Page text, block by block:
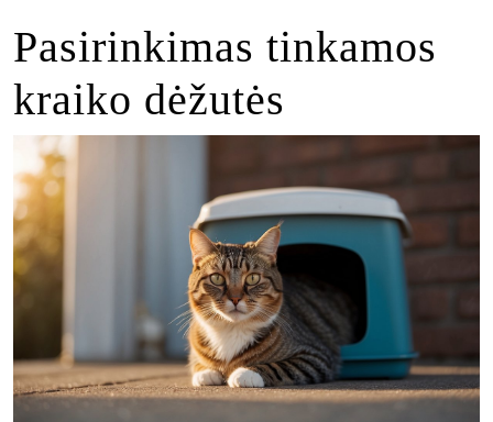
Pasirinkimas tinkamos
kraiko dėžutės